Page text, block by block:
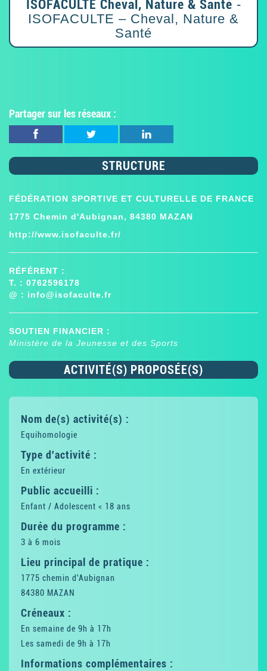
ISOFACULTE Cheval, Nature & Santé -
ISOFACULTE – Cheval, Nature &
Santé
Partager sur les réseaux :
STRUCTURE
FÉDÉRATION SPORTIVE ET CULTURELLE DE FRANCE
1775 Chemin d'Aubignan, 84380 MAZAN
http://www.isofaculte.fr/
RÉFÉRENT :
T. : 0762596178
@ : info@isofaculte.fr
SOUTIEN FINANCIER :
Ministère de la Jeunesse et des Sports
ACTIVITÉ(S) PROPOSÉE(S)
Nom de(s) activité(s) :
Equihomologie
Type d'activité :
En extérieur
Public accueilli :
Enfant / Adolescent < 18 ans
Durée du programme :
3 à 6 mois
Lieu principal de pratique :
1775 chemin d'Aubignan
84380 MAZAN
Créneaux :
En semaine de 9h à 17h
Les samedi de 9h à 17h
Informations complémentaires :